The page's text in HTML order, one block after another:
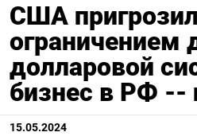
США
ограничением
долларовой
бизнес в РФ --
15.05.2024